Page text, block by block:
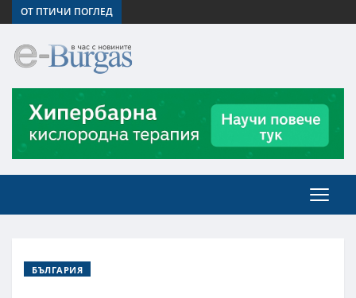
ОТ ПТИЧИ ПОГЛЕД
БЪЛГАРИЯ